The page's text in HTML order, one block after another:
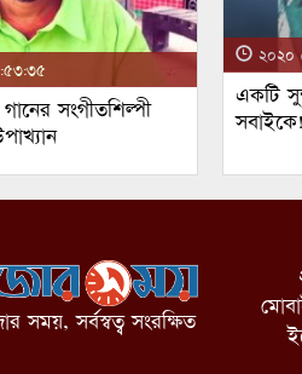
সংগীতশিল্পী
২০২০
একটি
সময়, সর্বস্বত্ব সংরক্ষিত